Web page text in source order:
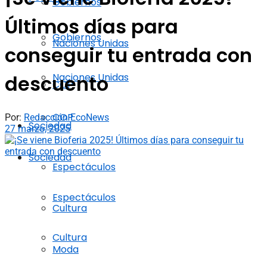
Naciones Unidas
COP
Sociedad
Espectáculos
Cultura
Moda
Gobiernos
Naciones Unidas
COP
Sociedad
Espectáculos
Cultura
Últimos días para
conseguir tu entrada con
descuento
Por: Redacción EcoNews
27 marzo, 2025